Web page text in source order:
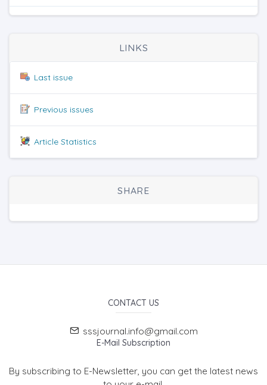
LINKS
Last issue
Previous issues
Article Statistics
SHARE
CONTACT US
sssjournal.info@gmail.com
E-Mail Subscription
By subscribing to E-Newsletter, you can get the latest news